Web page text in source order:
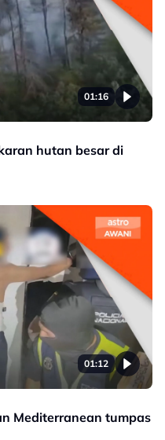
01:16
hutan besar di
01:12
Mediterranean tumpas